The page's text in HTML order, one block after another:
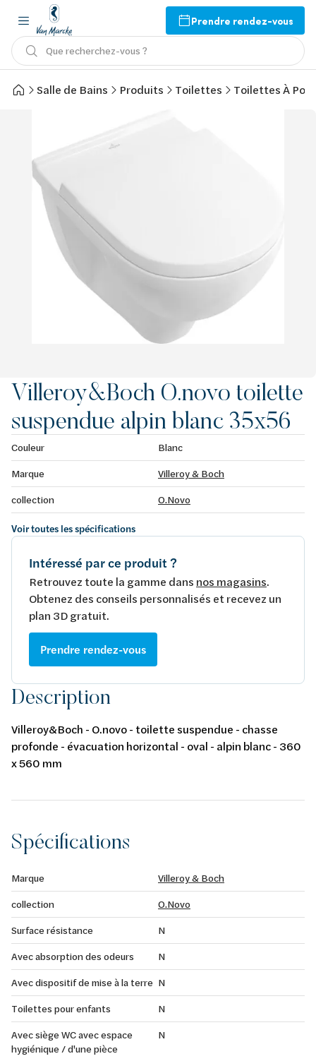
Prendre rendez-vous
Que recherchez-vous ?
Salle de Bains Produits Toilettes Toilettes À
Villeroy&Boch O.novo toilette
suspendue alpin blanc 35x56
Couleur
Blanc
Marque
Villeroy & Boch
collection
O.Novo
Voir toutes les spécifications
Intéressé par ce produit ?
Retrouvez toute la gamme dans nos magasins.
Obtenez des conseils personnalisés et recevez un
plan 3D gratuit.
Prendre rendez-vous
Description
Villeroy&Boch - O.novo - toilette suspendue - chasse
profonde - évacuation horizontal - oval - alpin blanc - 360
x 560 mm
Spécifications
Marque
Villeroy & Boch
collection
O.Novo
Surface résistance
N
Avec absorption des odeurs
N
Avec dispositif de mise à la terre N
Toilettes pour enfants
N
Avec siège WC avec espace
hygiénique / d'une pièce
N